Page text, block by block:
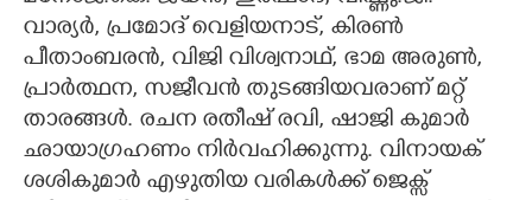
വാര്യർ, പ്രമോദ് വെളിയനാട്, കിരൺ
പീതാംബരൻ, വിജി വിശ്വനാഥ്, ഭാമ അരുൺ,
പ്രാർത്ഥന, സജീവൻ തുടങ്ങിയവരാണ് മറ്റ്
താരങ്ങൾ. രചന രതീഷ് രവി, ഷാജി കുമാർ
ഛായാഗ്രഹണം നിർവഹിക്കുന്നു. വിനായക്
ശശികുമാർ എഴുതിയ വരികൾക്ക് ജെക്സ്